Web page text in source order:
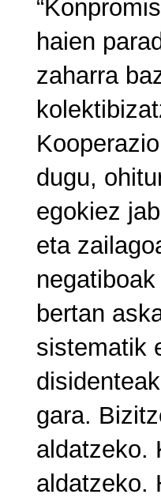
haien
zaharra
dugu,
egokiez
eta
bertan
sistematik
gara.
aldatzeko.
aldatzeko.